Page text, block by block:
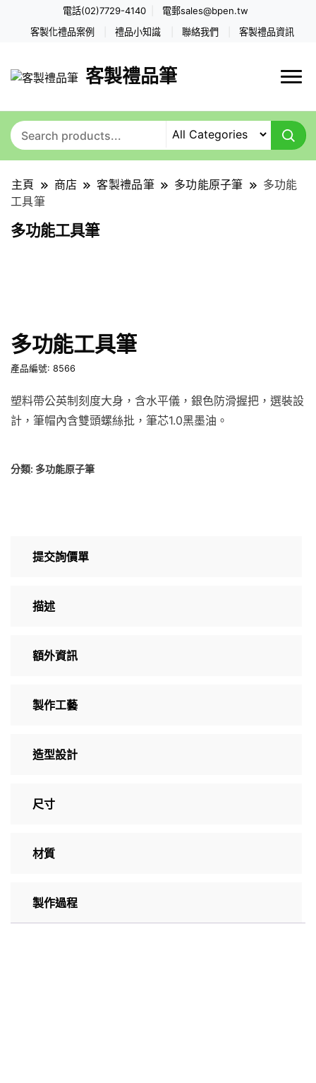
電話(02)7729-4140 電郵sales@bpen.tw
客製化禮品案例 禮品小知識 聯絡我們 客製禮品資訊
客製禮品筆
主頁 商店 客製禮品筆 多功能原子筆
多功能
工具筆
多功能工具筆
多功能工具筆
產品編號: 8566
塑料帶公英制刻度大身，含水平儀，銀色防滑握把，選裝設
計，筆帽內含雙頭螺絲批，筆芯1.0黑墨油。
分類: 多功能原子筆
提交詢價單
描述
額外資訊
製作工藝
造型設計
尺寸
材質
製作過程